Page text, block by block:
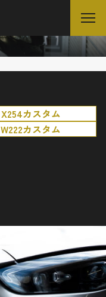
X254カスタム
W222カスタム